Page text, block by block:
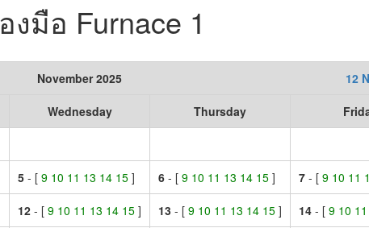
งมือ Furnace 1
November 2025 12
Wednesday Thursday
5 - [9 10 11 13 14 15] 6 - [9 10 11 13 14 15] 7 - [9 10 11
12 - [9 10 11 13 14 15] 13 - [9 10 11 13 14 15] 14 - [9 10